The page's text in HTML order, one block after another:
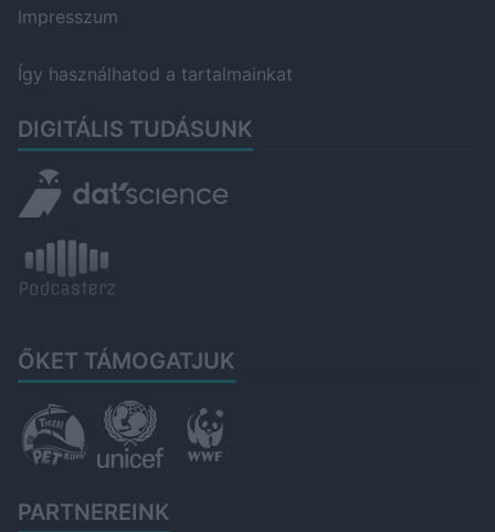
Impresszum
Így használhatod a tartalmainkat
DIGITÁLIS TUDÁSUNK
ŐKET TÁMOGATJUK
PARTNEREINK